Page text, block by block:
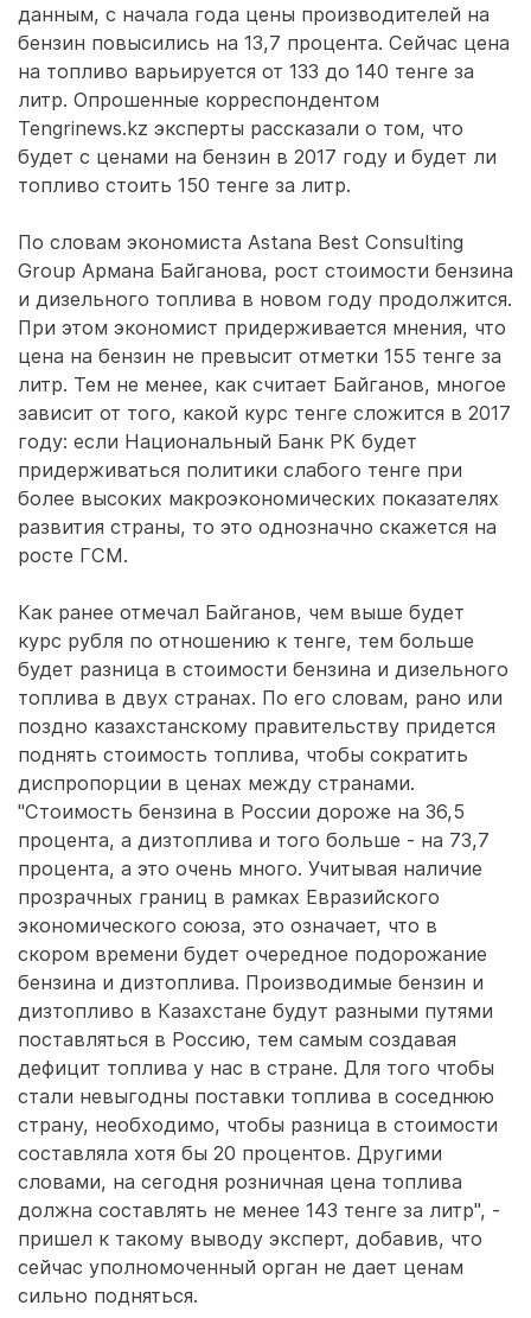
данным, с начала года цены производителей на
бензин повысились на 13,7 процента. Сейчас цена
на топливо варьируется от 133 до 140 тенге за
литр. Опрошенные корреспондентом
Tengrinews.kz эксперты рассказали о том, что
будет с ценами на бензин в 2017 году и будет ли
топливо стоить 150 тенге за литр.
По словам экономиста Astana Best Consulting
Group Армана Байганова, рост стоимости бензина
и дизельного топлива в новом году продолжится.
При этом экономист придерживается мнения, что
цена на бензин не превысит отметки 155 тенге за
литр. Тем не менее, как считает Байганов, многое
зависит от того, какой курс тенге сложится в 2017
году: если Национальный Банк РК будет
придерживаться политики слабого тенге при
более высоких макроэкономических показателях
развития страны, то это однозначно скажется на
росте ГСМ.
Как ранее отмечал Байганов, чем выше будет
курс рубля по отношению к тенге, тем больше
будет разница в стоимости бензина и дизельного
топлива в двух странах. По его словам, рано или
поздно казахстанскому правительству придется
поднять стоимость топлива, чтобы сократить
диспропорции в ценах между странами.
"Стоимость бензина в России дороже на 36,5
процента, а дизтоплива и того больше - на 73,7
процента, а это очень много. Учитывая наличие
прозрачных границ в рамках Евразийского
экономического союза, это означает, что в
скором времени будет очередное подорожание
бензина и дизтоплива. Производимые бензин и
дизтопливо в Казахстане будут разными путями
поставляться в Россию, тем самым создавая
дефицит топлива у нас в стране. Для того чтобы
стали невыгодны поставки топлива в соседнюю
страну, необходимо, чтобы разница в стоимости
составляла хотя бы 20 процентов. Другими
словами, на сегодня розничная цена топлива
должна составлять не менее 143 тенге за литр", -
пришел к такому выводу эксперт, добавив, что
сейчас уполномоченный орган не дает ценам
сильно подняться.